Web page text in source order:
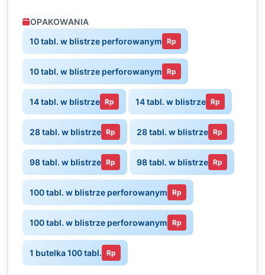
OPAKOWANIA
10 tabl. w blistrze perforowanym Rp
10 tabl. w blistrze perforowanym Rp
14 tabl. w blistrze Rp 14 tabl. w blistrze Rp
28 tabl. w blistrze Rp 28 tabl. w blistrze Rp
98 tabl. w blistrze Rp 98 tabl. w blistrze Rp
100 tabl. w blistrze perforowanym Rp
100 tabl. w blistrze perforowanym Rp
1 butelka 100 tabl. Rp